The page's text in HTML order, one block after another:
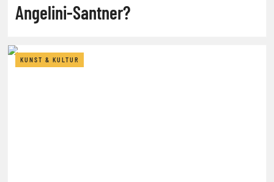
Angelini-Santner?
KUNST & KULTUR